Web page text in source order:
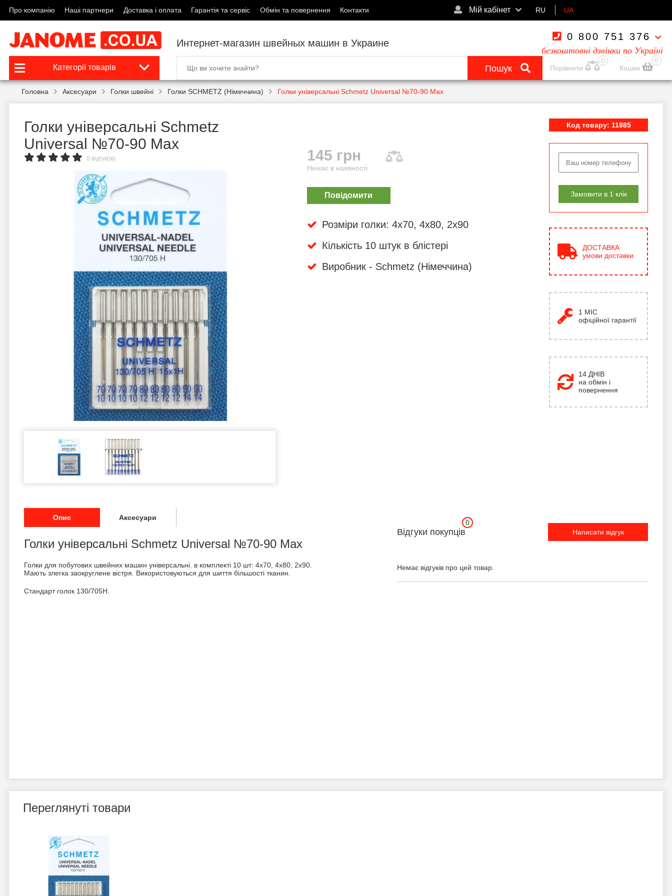
Про компанію Наші партнери Доставка і оплата Гарантія та сервіс Обмін та повернення Контакти Мій кабінет RU UA
Интернет-магазин швейных машин в Украине
0 800 751 376
безкоштовні дзвінки по Україні
Категорії товарів Пошук
0
Порівняти
0
Кошик
Головна Аксесуари Голки швейні Голки SCHMETZ (Німеччина) Голки універсальні Schmetz Universal №70-90 Max
Голки універсальні Schmetz
Universal №70-90 Max
0 відгук(ів) 145 грн
Немає в наявності
Повідомити
Розміри голки: 4x70, 4x80, 2x90
Кількість 10 штук в блістері
Виробник - Schmetz (Німеччина)
Код товару: 11885
Замовити в 1 клік
ДОСТАВКА
умови доставки
1 МІС
офіційної гарантії
14 ДНІВ
на обмін і
повернення
Опис Аксесуари
Голки універсальні Schmetz Universal №70-90 Max
Голки для побутових швейних машин універсальні. в комплекті 10 шт: 4x70, 4x80, 2x90.
Мають злегка заокруглене вістря. Використовуються для шиття більшості тканин.
Стандарт голок 130/705H.
Відгуки покупців
0
Написати відгук
Немає відгуків про цей товар.
Переглянуті товари